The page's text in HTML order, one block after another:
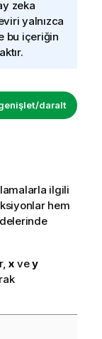
zeka
yalnızca
bu içeriğin
daralt
ilgili
hem
x vey